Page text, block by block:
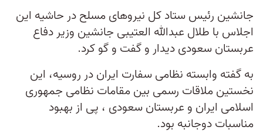
جانشین رئیس ستاد کل نیروهای مسلح در حاشیه این
اجلاس با طلال عبدالله العتیبی جانشین وزیر دفاع
عربستان سعودی دیدار و گفت و گو کرد.
به گفته وابسته نظامی سفارت ایران در روسیه، این
نخستین ملاقات رسمی بین مقامات نظامی جمهوری
اسلامی ایران و عربستان سعودی ، پی از بهبود
مناسبات دوجانبه بود.